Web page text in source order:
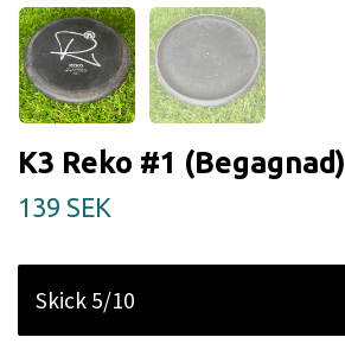
K3 Reko #1 (Begagnad)
139 SEK
Skick 5/10